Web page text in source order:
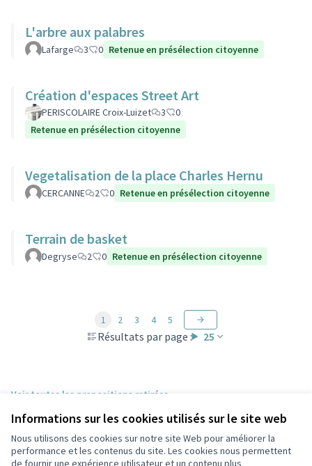
Informations sur les cookies utilisés sur le site web
Nous utilisons des cookies sur notre site Web pour améliorer la
performance et les contenus du site. Les cookies nous permettent
de fournir une expérience utilisateur et un contenu plus
L'arbre aux palabres
Lafarge 3 0 Retenue en présélection citoyenne
Création d'espaces Street Art
PERISCOLAIRE Croix-Luizet 3
0
Retenue en présélection citoyenne
Vegetalisation de la place Charles Hernu
CERCANNE 2 0 Retenue en présélection citoyenne
Terrain de basket
Degryse 2 0 Retenue en présélection citoyenne
Résultats par page : 25
1 2 3 4 5
Voir toutes les propositions retirées
Conditions d'utilisation
Paramètres des cookies